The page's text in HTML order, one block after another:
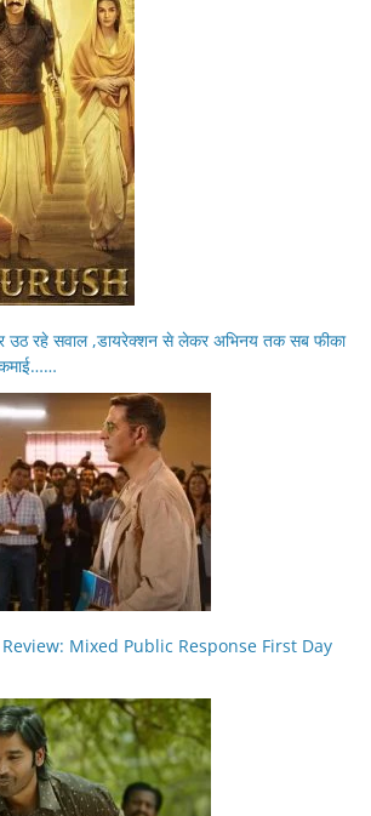
उठ रहे सवाल ,डायरेक्शन से लेकर अभिनय तक सब फीका
कमाई……
Mixed Public Response First Day